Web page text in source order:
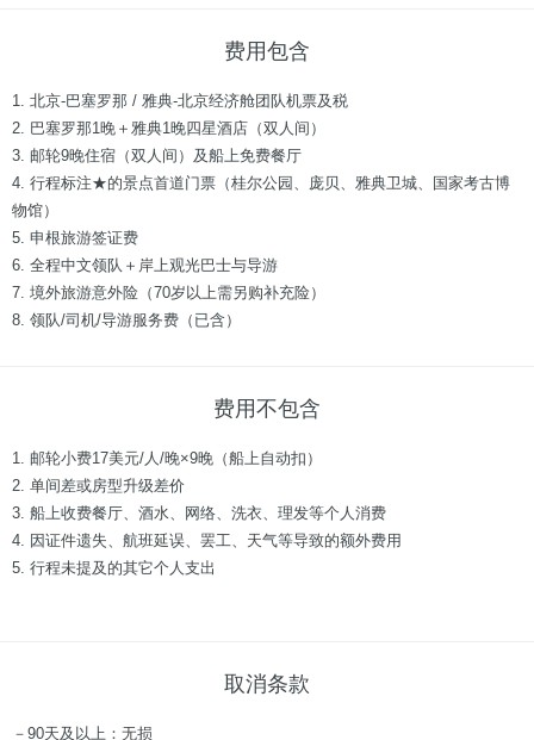
费用包含
1. 北京-巴塞罗那 / 雅典-北京经济舱团队机票及税
2. 巴塞罗那1晚＋雅典1晚四星酒店（双人间）
3. 邮轮9晚住宿（双人间）及船上免费餐厅
4. 行程标注★的景点首道门票（桂尔公园、庞贝、雅典卫城、国家考古博
物馆）
5. 申根旅游签证费
6. 全程中文领队＋岸上观光巴士与导游
7. 境外旅游意外险（70岁以上需另购补充险）
8. 领队/司机/导游服务费（已含）
费用不包含
1. 邮轮小费17美元/人/晚×9晚（船上自动扣）
2. 单间差或房型升级差价
3. 船上收费餐厅、酒水、网络、洗衣、理发等个人消费
4. 因证件遗失、航班延误、罢工、天气等导致的额外费用
5. 行程未提及的其它个人支出
取消条款
－90天及以上：无损